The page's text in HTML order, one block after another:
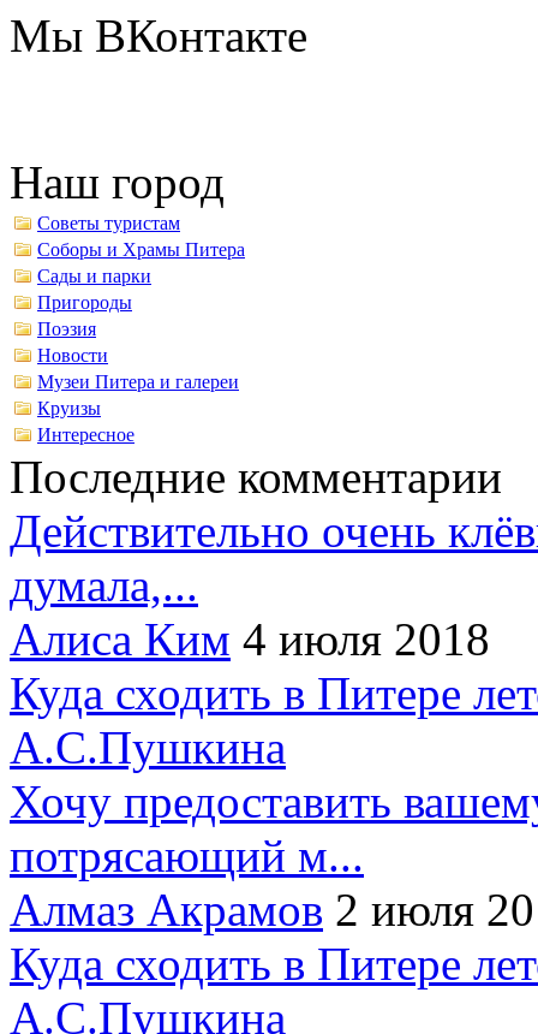
Мы ВКонтакте
Наш город
Советы туристам
Соборы и Храмы Питера
Сады и парки
Пригороды
Поэзия
Новости
Музеи Питера и галереи
Круизы
Интересное
Последние комментарии
Действительно очень
думала,...
Алиса Ким 4 июля 2018
Куда сходить в Питере
А.С.Пушкина
Хочу предоставить
потрясающий м...
Алмаз Акрамов 2 июля
Куда сходить в Питере
А.С.Пушкина